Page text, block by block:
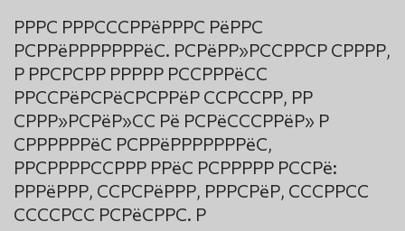
РРРС РРРСССРРёРРРС РёРРС
РСРРёРРРРРРРёС. РСРёРР»РССРРСР СРРРР,
Р РРСРСРР РРРРР РССРРРёСС
РРССРёРСРёСРСРРёР ССРССРР, РР
СРРР»РСРёР»СС Рё РСРёСССРРёР» Р
СРРРРРРёС РСРРёРРРРРРРёС,
РРСРРРРССРРР РРёС РСРРРРР РССРё:
РРРёРРР, ССРСРёРРР, РРРСРёР, СССРРСС
ССССРСС РСРёСРРС. Р